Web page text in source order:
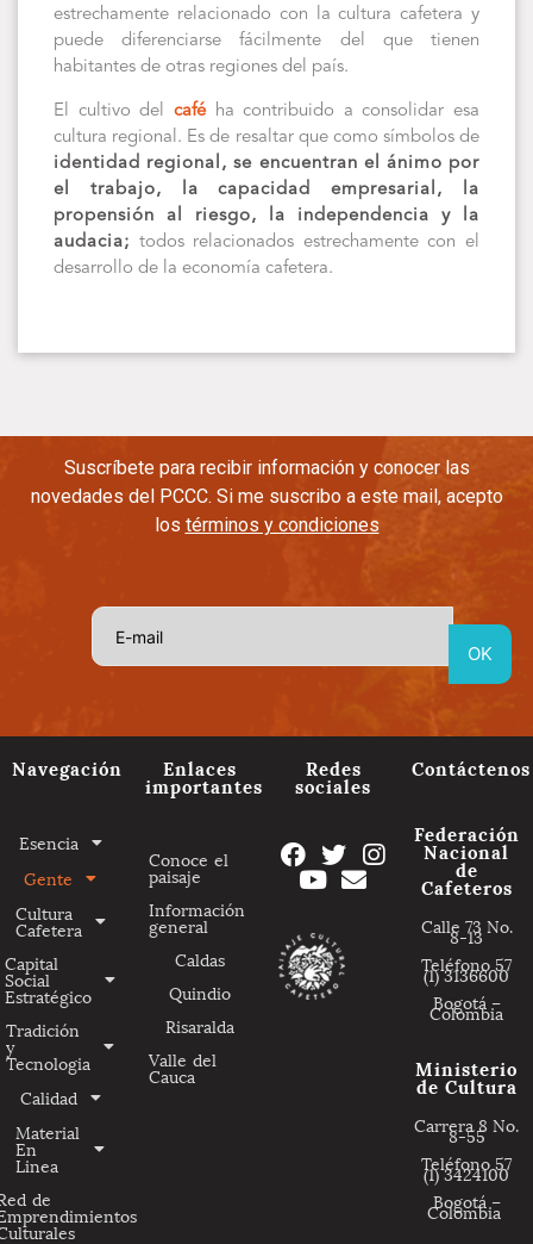
estrechamente relacionado con la cultura cafetera y
puede diferenciarse fácilmente del que tienen
habitantes de otras regiones del país.
El cultivo del caféha contribuido a consolidar esa
cultura regional. Es de resaltar que como símbolos de
identidad regional, se encuentran el ánimo por
el trabajo, la capacidad empresarial, la
propensión al riesgo, la independencia y la
audacia; todos relacionados estrechamente con el
desarrollo de la economía cafetera.
Suscríbete para recibir información y conocer las
novedades del PCCC. Si me suscribo a este mail, acepto
los términos y condiciones
Navegación
Esencia
Gente
Cultura
Cafetera
Capital
Social
Estratégico
Tradición
y
Tecnologia
Calidad
Material
En
Linea
de
Enlaces
importantes
Conoce el
paisaje
Información
general
Caldas
Quindio
Risaralda
Valle del
Cauca
Redes
sociales
Contáctenos
Federación
Nacional
de
Cafeteros
Calle 73 No.
8-13
Teléfono 57
(1) 3136600
Bogotá –
Colombia
Ministerio
de Cultura
Carrera 8 No.
8-55
Teléfono 57
(1) 3424100
Bogotá –
Colombia